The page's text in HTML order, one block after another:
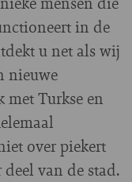
in de
u net als wij
nieuwe
met Turkse en
over piekert
van de stad.